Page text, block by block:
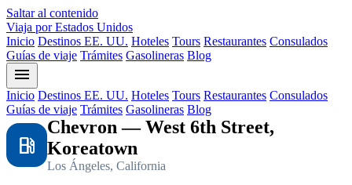
Saltar al contenido
Viaja por Estados Unidos
Inicio Destinos EE. UU. Hoteles Tours Restaurantes Consulados
Guías de viaje Trámites Gasolineras Blog
menu
Inicio Destinos EE. UU. Hoteles Tours Restaurantes Consulados
Guías de viaje Trámites Gasolineras Blog
local_gas_station
Chevron — West 6th Street,
Koreatown
Los Ángeles, California